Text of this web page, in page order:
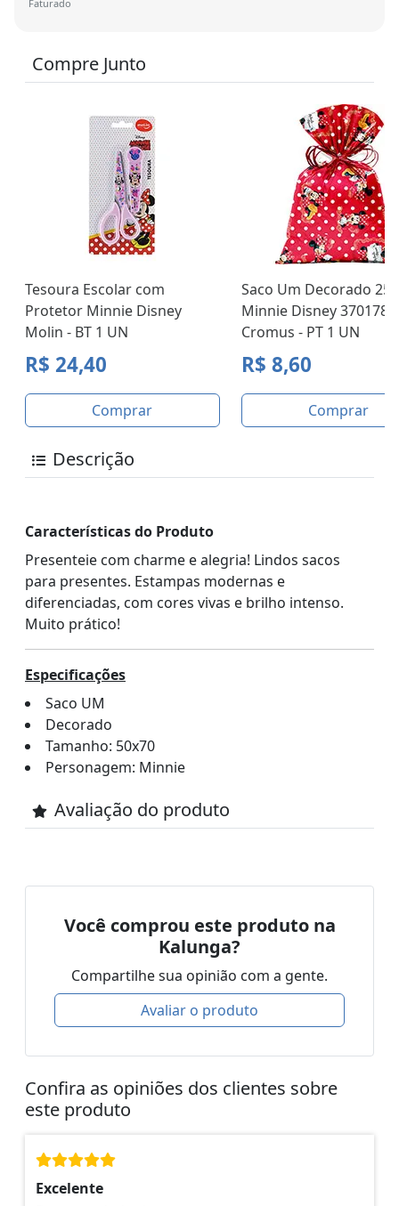
Faturado
Compre Junto
Tesoura Escolar com
Protetor Minnie Disney
Molin - BT 1 UN
R$ 24,40
Comprar
Saco Um Decorado
Minnie Disney 370178
Cromus - PT 1 UN
R$ 8,60
Comprar
Descrição
Características do Produto
Presenteie com charme e alegria! Lindos sacos
para presentes. Estampas modernas e
diferenciadas, com cores vivas e brilho intenso.
Muito prático!
Especificações
Saco UM
Decorado
Tamanho: 50x70
Personagem: Minnie
Avaliação do produto
Você comprou este produto na
Kalunga?
Compartilhe sua opinião com a gente.
Avaliar o produto
Confira as opiniões dos clientes sobre
este produto
Excelente